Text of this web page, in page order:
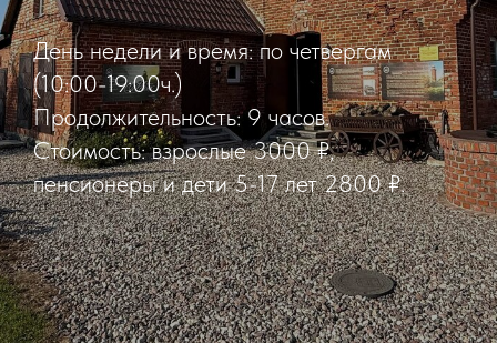
День недели и время: по четвергам
(10:00-19:00ч.)
Продолжительность: 9 часов.
Стоимость: взрослые 3000 ₽,
пенсионеры и дети 5-17 лет 2800 ₽.